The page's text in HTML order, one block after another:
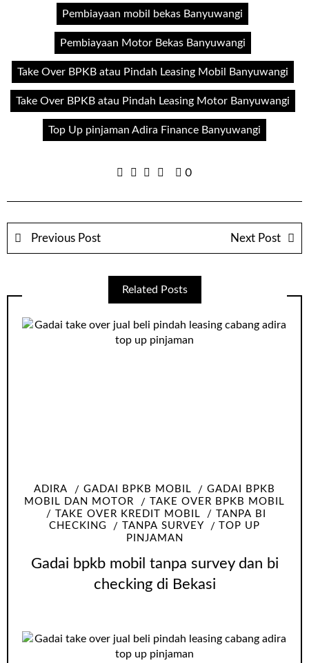
Pembiayaan mobil bekas Banyuwangi
Pembiayaan Motor Bekas Banyuwangi
Take Over BPKB atau Pindah Leasing Mobil Banyuwangi
Take Over BPKB atau Pindah Leasing Motor Banyuwangi
Top Up pinjaman Adira Finance Banyuwangi
0
Previous Post Next Post
Related Posts
ADIRA GADAI BPKB MOBIL
GADAI BPKB
MOBIL DAN MOTOR
TAKE OVER BPKB MOBIL
TAKE OVER KREDIT MOBIL
TANPA BI
CHECKING
TANPA SURVEY
TOP UP
PINJAMAN
Gadai bpkb mobil tanpa survey dan bi
checking di Bekasi